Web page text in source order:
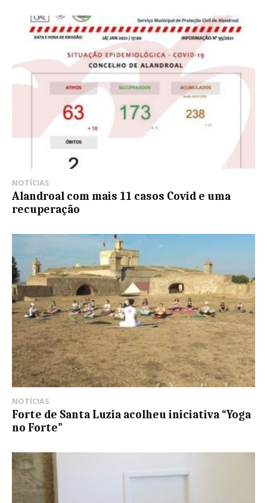
NOTÍCIAS
Alandroal com mais 11 casos Covid e uma
recuperação
NOTÍCIAS
Forte de Santa Luzia acolheu iniciativa “Yoga
no Forte”